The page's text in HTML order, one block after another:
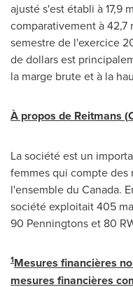
ajusté s'est établi à 17,9
comparativement à
semestre de l'exercice
de dollars est
la marge brute et à la
À propos de Reitmans (
La société est un
femmes qui compte des
l'ensemble du Canada.
société exploitait 405
90 Penningtons et 80
1Mesures financières
mesures financières